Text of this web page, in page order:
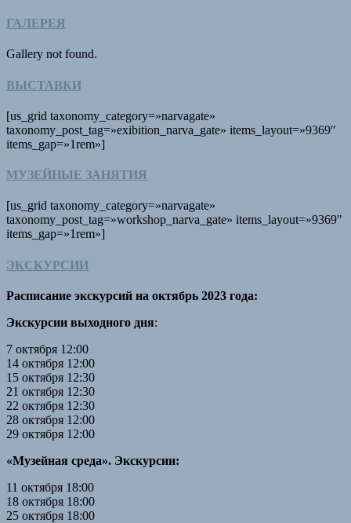
ГАЛЕРЕЯ
Gallery not found.
ВЫСТАВКИ
[us_grid taxonomy_category=»narvagate»
taxonomy_post_tag=»exibition_narva_gate» items_layout=»9369″
items_gap=»1rem»]
МУЗЕЙНЫЕ ЗАНЯТИЯ
[us_grid taxonomy_category=»narvagate»
taxonomy_post_tag=»workshop_narva_gate» items_layout=»9369″
items_gap=»1rem»]
ЭКСКУРСИИ
Расписание экскурсий на октябрь 2023 года:
Экскурсии выходного дня:
7 октября 12:00
14 октября 12:00
15 октября 12:30
21 октября 12:30
22 октября 12:30
28 октября 12:00
29 октября 12:00
«Музейная среда». Экскурсии:
11 октября 18:00
18 октября 18:00
25 октября 18:00​​​​​​​